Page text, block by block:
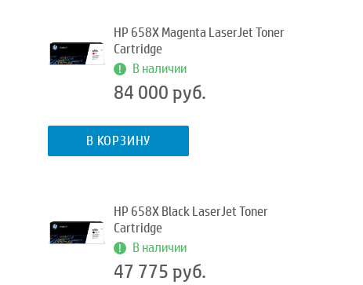
HP 658X Magenta LaserJet Toner
Cartridge
В наличии
84 000 руб.
В КОРЗИНУ
HP 658X Black LaserJet Toner
Cartridge
В наличии
47 775 руб.